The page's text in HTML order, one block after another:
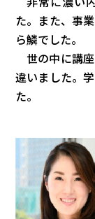
た。また、事
ら鱗でした。
世の中に講
違いました。
た。